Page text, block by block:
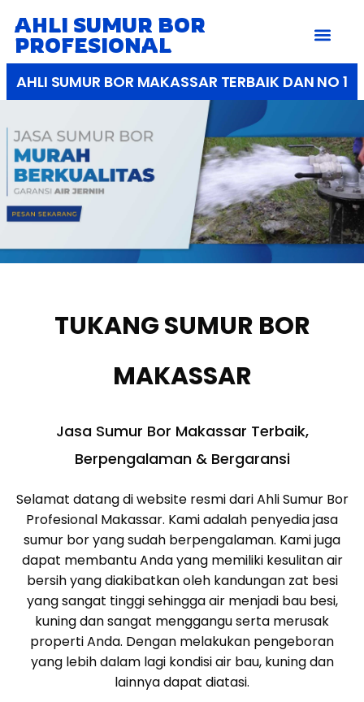
AHLI SUMUR BOR
PROFESIONAL
AHLI SUMUR BOR MAKASSAR TERBAIK DAN NO 1
TUKANG SUMUR BOR
MAKASSAR
Jasa Sumur Bor Makassar Terbaik,
Berpengalaman & Bergaransi
Selamat datang di website resmi dari Ahli Sumur Bor
Profesional Makassar. Kami adalah penyedia jasa
sumur bor yang sudah berpengalaman. Kami juga
dapat membantu Anda yang memiliki kesulitan air
bersih yang diakibatkan oleh kandungan zat besi
yang sangat tinggi sehingga air menjadi bau besi,
kuning dan sangat menggangu serta merusak
properti Anda. Dengan melakukan pengeboran
yang lebih dalam lagi kondisi air bau, kuning dan
lainnya dapat diatasi.